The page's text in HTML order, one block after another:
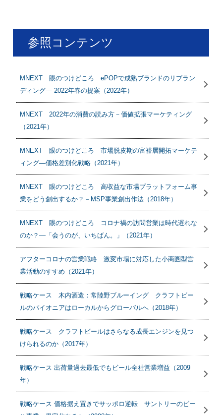
参照コンテンツ
MNEXT 眼のつけどころ ePOPで成熟ブランドのリブラン
ディング― 2022年春の提案（2022年）
MNEXT 2022年の消費の読み方－価値拡張マーケティング
（2021年）
MNEXT 眼のつけどころ 市場脱皮期の富裕層開拓マーケテ
ィング―価格差別化戦略（2021年）
MNEXT 眼のつけどころ 高収益な市場プラットフォーム事
業をどう創出するか？－MSP事業創出作法（2018年）
MNEXT 眼のつけどころ コロナ禍の訪問営業は時代遅れな
のか？―「会うのが、いちばん。」（2021年）
アフターコロナの営業戦略 激変市場に対応した小商圏型営
業活動のすすめ（2021年）
戦略ケース 木内酒造：常陸野ブルーイング クラフトビー
ルのパイオニアはローカルからグローバルへ（2018年）
戦略ケース クラフトビールはさらなる成長エンジンを見つ
けられるのか（2017年）
戦略ケース 出荷量過去最低でもビール全社営業増益（2009
年）
戦略ケース 価格据え置きでサッポロ逆転 サントリーのビー